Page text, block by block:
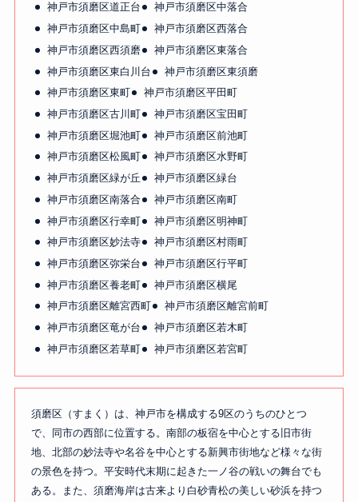
神戸市須磨区道正台
神戸市須磨区中落合
神戸市須磨区中島町
神戸市須磨区西落合
神戸市須磨区西須磨
神戸市須磨区東落合
神戸市須磨区東白川台
神戸市須磨区東須磨
神戸市須磨区東町
神戸市須磨区平田町
神戸市須磨区古川町
神戸市須磨区宝田町
神戸市須磨区堀池町
神戸市須磨区前池町
神戸市須磨区松風町
神戸市須磨区水野町
神戸市須磨区緑が丘
神戸市須磨区緑台
神戸市須磨区南落合
神戸市須磨区南町
神戸市須磨区行幸町
神戸市須磨区明神町
神戸市須磨区妙法寺
神戸市須磨区村雨町
神戸市須磨区弥栄台
神戸市須磨区行平町
神戸市須磨区養老町
神戸市須磨区横尾
神戸市須磨区離宮西町
神戸市須磨区離宮前町
神戸市須磨区竜が台
神戸市須磨区若木町
神戸市須磨区若草町
神戸市須磨区若宮町
須磨区（すまく）は、神戸市を構成する9区のうちのひとつ
で、同市の西部に位置する。南部の板宿を中心とする旧市街
地、北部の妙法寺や名谷を中心とする新興市街地など様々な街
の景色を持つ。平安時代末期に起きた一ノ谷の戦いの舞台でも
ある。また、須磨海岸は古来より白砂青松の美しい砂浜を持つ